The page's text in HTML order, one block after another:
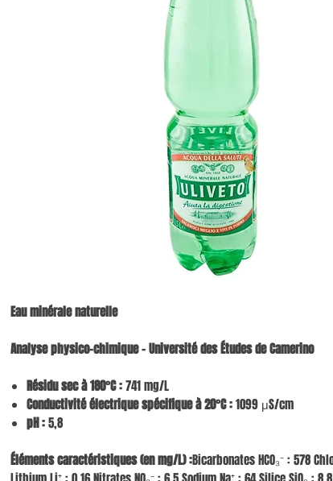
Eau minérale naturelle
Analyse physico-chimique – Université des Études de Camerino
Résidu sec à 180°C :741 mg/L
Conductivité électrique spécifique à 20°C :1099 μS/cm
pH :5,8
Éléments caractéristiques (en mg/L) :Bicarbonates HCO₃⁻ : 578